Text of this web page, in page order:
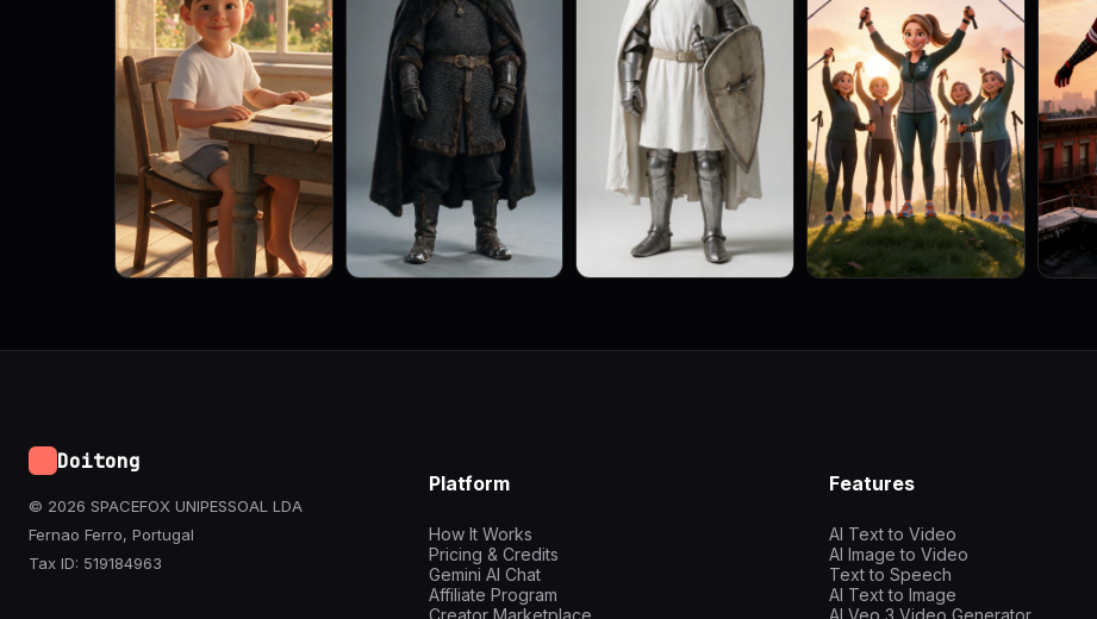
Doitong
© 2026 SPACEFOX UNIPESSOAL LDA
Fernao Ferro, Portugal
Tax ID: 519184963
Platform
How It Works
Pricing & Credits
Gemini AI Chat
Affiliate Program
Features
AI Text to Video
AI Image to Video
Text to Speech
AI Text to Image